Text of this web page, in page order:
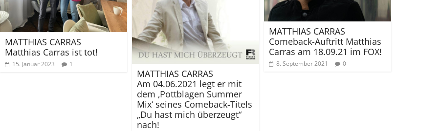
MATTHIAS CARRAS
Matthias Carras ist tot!
15. Januar 2023 1
MATTHIAS CARRAS
Am 04.06.2021 legt er mit
dem ‚Pottblagen Summer
Mix‘ seines Comeback-Titels
„Du hast mich überzeugt“
nach!
MATTHIAS CARRAS
Comeback-Auftritt Matthias
Carras am 18.09.21 im FOX!
8. September 2021 0